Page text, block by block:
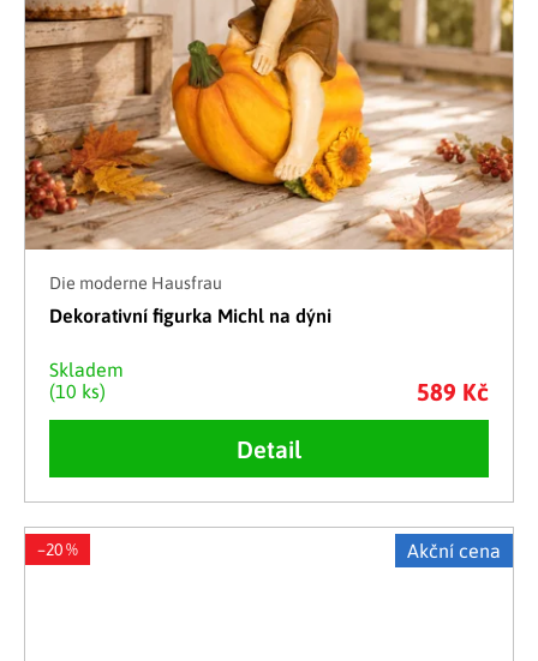
Die moderne Hausfrau
Dekorativní figurka Michl na dýni
Skladem
(10 ks)
589 Kč
Detail
Akční cena
–20 %